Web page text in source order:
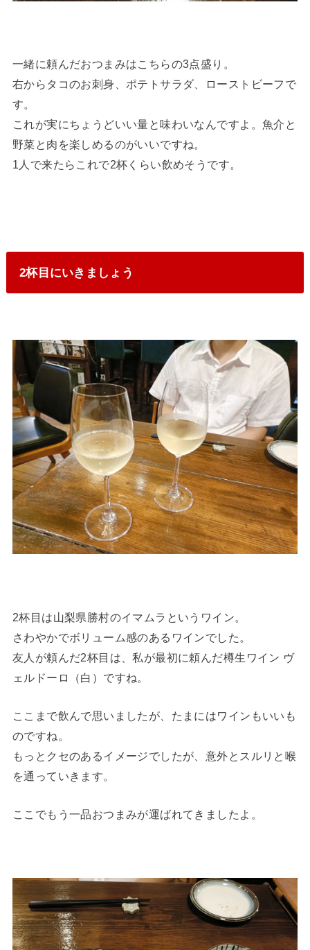
一緒に頼んだおつまみはこちらの3点盛り。
右からタコのお刺身、ポテトサラダ、ローストビーフで
す。
これが実にちょうどいい量と味わいなんですよ。魚介と
野菜と肉を楽しめるのがいいですね。
1人で来たらこれで2杯くらい飲めそうです。
2杯目にいきましょう
2杯目は山梨県勝村のイマムラというワイン。
さわやかでボリューム感のあるワインでした。
友人が頼んだ2杯目は、私が最初に頼んだ樽生ワイン ヴ
ェルドーロ（白）ですね。
ここまで飲んで思いましたが、たまにはワインもいいも
のですね。
もっとクセのあるイメージでしたが、意外とスルリと喉
を通っていきます。
ここでもう一品おつまみが運ばれてきましたよ。